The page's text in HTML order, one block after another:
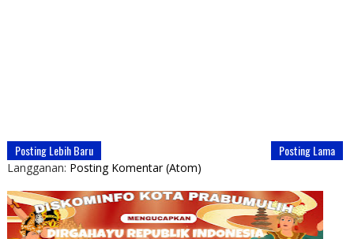
Posting Lebih Baru Posting Lama
Langganan: Posting Komentar (Atom)